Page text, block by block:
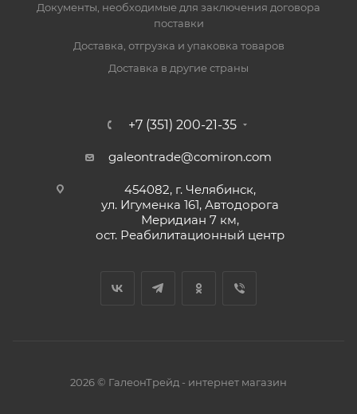
Документы, необходимые для заключения договора
поставки
Доставка, отгрузка и упаковка товаров
Доставка в другие страны
+7 (351) 200-21-35
galeontrade@comiron.com
454082, г. Челябинск,
ул. Игуменка 161, Автодорога
Меридиан 7 км,
ост. Реабилитационный центр
2026 © ГалеонТрейд - интернет магазин